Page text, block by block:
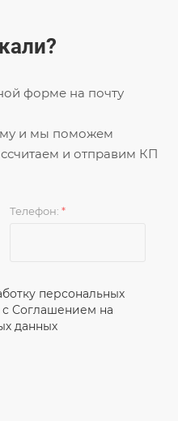
форме на почту
и мы поможем
и отправим КП
Телефон: *
персональных
Соглашением на
данных